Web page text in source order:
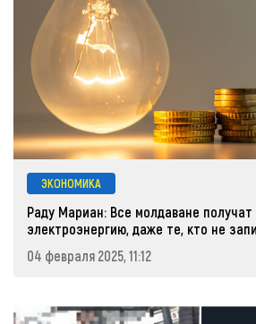
ЭКОНОМИКА
Раду Мариан: Все молдаване
электроэнергию, даже те, кто не
04 февраля 2025, 11:12